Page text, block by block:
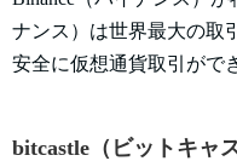
ナンス）は世界最大の取
安全に仮想通貨取引がで
bitcastle（ビットキャ